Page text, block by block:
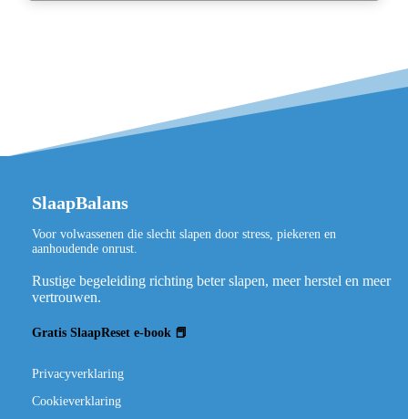
SlaapBalans
Voor volwassenen die slecht slapen door stress, piekeren en
aanhoudende onrust.
Rustige begeleiding richting beter slapen, meer herstel en meer
vertrouwen.
Gratis SlaapReset e-book 📕
Privacyverklaring
Cookieverklaring